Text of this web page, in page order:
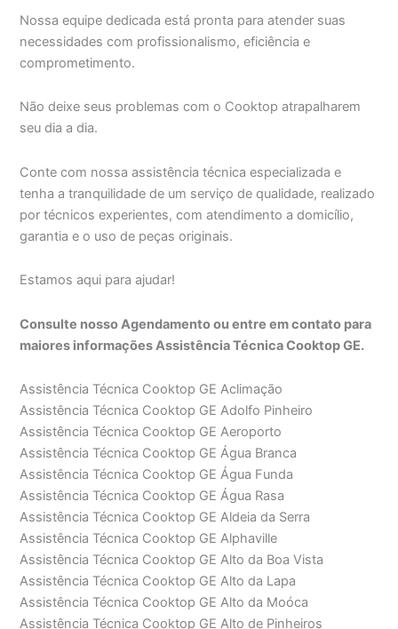
Nossa equipe dedicada está pronta para atender suas
necessidades com profissionalismo, eficiência e
comprometimento.
Não deixe seus problemas com o Cooktop atrapalharem
seu dia a dia.
Conte com nossa assistência técnica especializada e
tenha a tranquilidade de um serviço de qualidade, realizado
por técnicos experientes, com atendimento a domicílio,
garantia e o uso de peças originais.
Estamos aqui para ajudar!
Consulte nosso Agendamento ou entre em contato para
maiores informações Assistência Técnica Cooktop GE.
Assistência Técnica Cooktop GE Aclimação
Assistência Técnica Cooktop GE Adolfo Pinheiro
Assistência Técnica Cooktop GE Aeroporto
Assistência Técnica Cooktop GE Água Branca
Assistência Técnica Cooktop GE Água Funda
Assistência Técnica Cooktop GE Água Rasa
Assistência Técnica Cooktop GE Aldeia da Serra
Assistência Técnica Cooktop GE Alphaville
Assistência Técnica Cooktop GE Alto da Boa Vista
Assistência Técnica Cooktop GE Alto da Lapa
Assistência Técnica Cooktop GE Alto da Moóca
Assistência Técnica Cooktop GE Alto de Pinheiros